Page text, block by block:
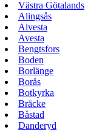
Västra Götalands
Alingsås
Alvesta
Avesta
Bengtsfors
Boden
Borlänge
Borås
Botkyrka
Bräcke
Båstad
Danderyd